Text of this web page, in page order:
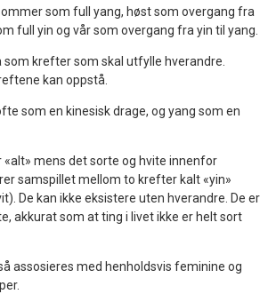
som full yang, høst som overgang fra
full yin og vår som overgang fra yin til yang.
som krefter som skal utfylle hverandre.
kan oppstå.
som en kinesisk drage, og yang som en
«alt» mens det sorte og hvite innenfor
samspillet mellom to krefter kalt «yin»
De kan ikke eksistere uten hverandre. De er
akkurat som at ting i livet ikke er helt sort
assosieres med henholdsvis feminine og